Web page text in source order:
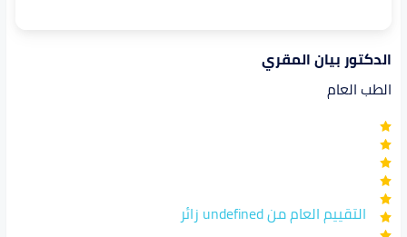
الدكتور بيان المقري
الطب العام
التقييم العام من undefined زائر